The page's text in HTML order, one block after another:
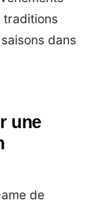
traditions
dans
une
de